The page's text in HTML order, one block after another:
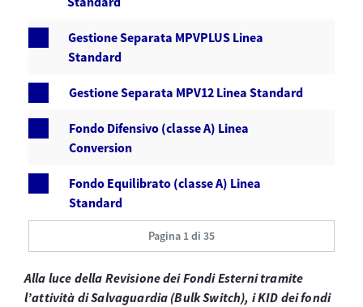
Gestione Separata MPVPLUS Linea
Standard
Gestione Separata MPV12 Linea Standard
Fondo Difensivo (classe A) Linea
Conversion
Fondo Equilibrato (classe A) Linea
Standard
Pagina 1 di 35
Alla luce della Revisione dei Fondi Esterni tramite
l’attività di Salvaguardia (Bulk Switch), i KID dei fondi